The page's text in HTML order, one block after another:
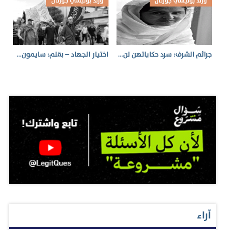
جرائم الشرف: سرد حكاياتهن لن… اختيار الجهاد – بقلم: سايمون…
آراء